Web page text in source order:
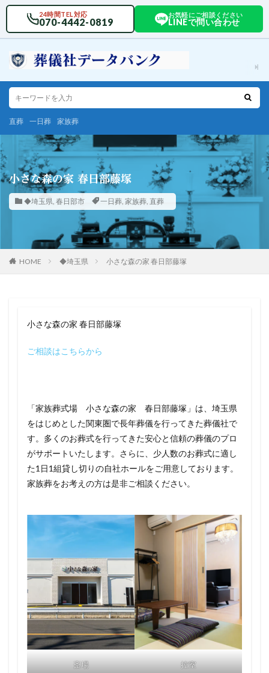
24時間TEL対応
070-4442-0819
お気軽にご相談ください
LINEで問い合わせ
直葬 一日葬 家族葬
小さな森の家 春日部藤塚
◆埼玉県, 春日部市 一日葬, 家族葬, 直葬
HOME ◆埼玉県 小さな森の家 春日部藤塚
小さな森の家 春日部藤塚
ご相談はこちらから
「家族葬式場 小さな森の家 春日部藤塚」は、埼玉県
をはじめとした関東圏で長年葬儀を行ってきた葬儀社で
す。多くのお葬式を行ってきた安心と信頼の葬儀のプロ
がサポートいたします。さらに、少人数のお葬式に適し
た1日1組貸し切りの自社ホールをご用意しております。
家族葬をお考えの方は是非ご相談ください。
斎場 控室